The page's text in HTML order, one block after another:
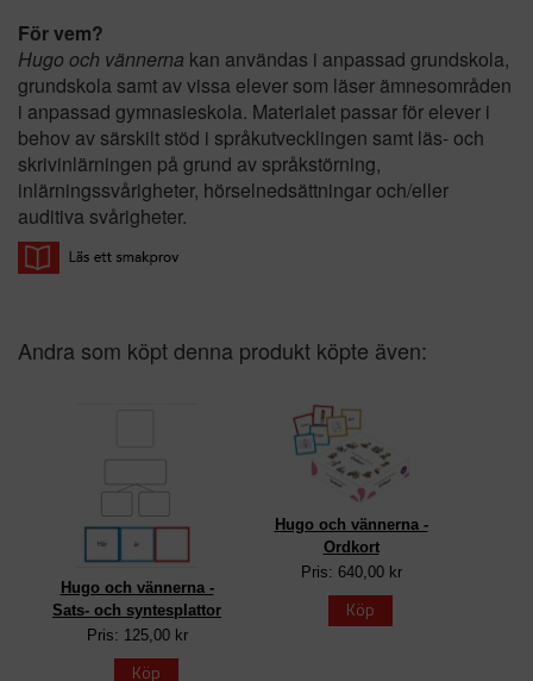
För vem?
Hugo och vännerna kan användas i anpassad grundskola,
grundskola samt av vissa elever som läser ämnesområden
i anpassad gymnasieskola. Materialet passar för elever i
behov av särskilt stöd i språkutvecklingen samt läs- och
skrivinlärningen på grund av språkstörning,
inlärningssvårigheter, hörselnedsättningar och/eller
auditiva svårigheter.
Andra som köpt denna produkt köpte även:
Hugo och vännerna -
Sats- och syntesplattor
Pris: 125,00 kr
Köp
Hugo och vännerna -
Ordkort
Pris: 640,00 kr
Köp